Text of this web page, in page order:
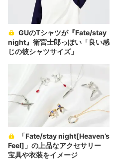
night』衛宮士郎っぽい「良い感
じの彼シャツサイズ」
Feel]」の上品なアクセサリー
宝具や衣装をイメージ